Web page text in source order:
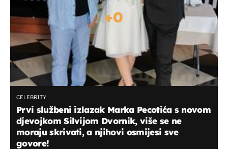
+0
CELEBRITY
Prvi službeni izlazak Marka Pecotića s novom
djevojkom Silvijom Dvornik, više se ne
moraju skrivati, a njihovi osmijesi sve
govore!